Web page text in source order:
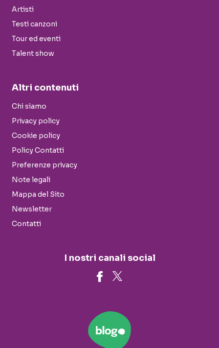
Artisti
Testi canzoni
Tour ed eventi
Talent show
Altri contenuti
Chi siamo
Privacy policy
Cookie policy
Policy Contatti
Preferenze privacy
Note legali
Mappa del Sito
Newsletter
Contatti
I nostri canali social